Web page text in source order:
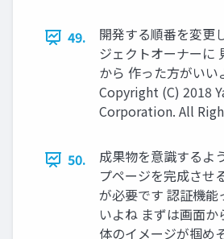
49.
開発する順番を変更
ジェクトオーナーに
から 作った方がい
Copyright (C) 2018
Corporation. All
50.
成果物を意識するよ
プページを完成させ
が必要です 認証機能
いよね まずは画面
体のイメージが掴め